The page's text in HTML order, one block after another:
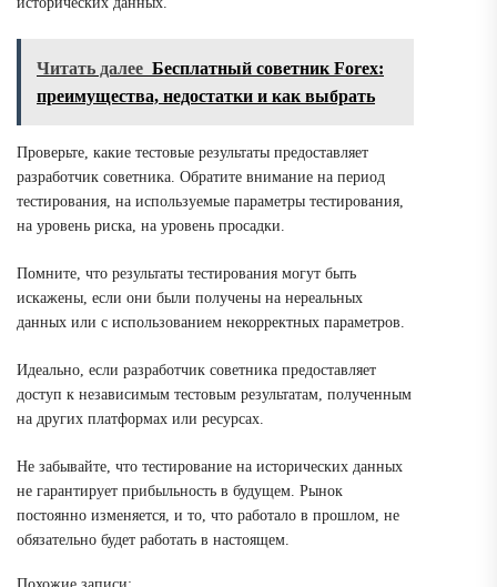
Читать далее Бесплатный советник Forex:
преимущества, недостатки и как выбрать
Проверьте, какие тестовые результаты предоставляет
разработчик советника. Обратите внимание на период
тестирования, на используемые параметры тестирования,
на уровень риска, на уровень просадки.
Помните, что результаты тестирования могут быть
искажены, если они были получены на нереальных
данных или с использованием некорректных параметров.
Идеально, если разработчик советника предоставляет
доступ к независимым тестовым результатам, полученным
на других платформах или ресурсах.
Не забывайте, что тестирование на исторических данных
не гарантирует прибыльность в будущем. Рынок
постоянно изменяется, и то, что работало в прошлом, не
обязательно будет работать в настоящем.